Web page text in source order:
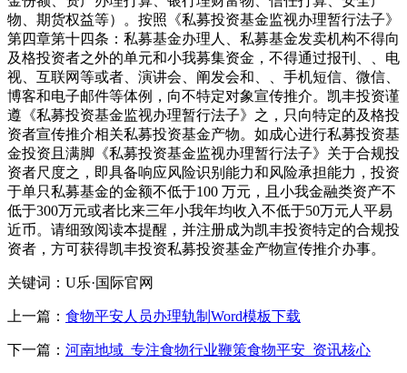
物、期货权益等）。按照《私募投资基金监视办理暂行法子》
第四章第十四条：私募基金办理人、私募基金发卖机构不得向
及格投资者之外的单元和小我募集资金，不得通过报刊、、电
视、互联网等或者、演讲会、阐发会和、、手机短信、微信、
博客和电子邮件等体例，向不特定对象宣传推介。凯丰投资谨
遵《私募投资基金监视办理暂行法子》之，只向特定的及格投
资者宣传推介相关私募投资基金产物。如成心进行私募投资基
金投资且满脚《私募投资基金监视办理暂行法子》关于合规投
资者尺度之，即具备响应风险识别能力和风险承担能力，投资
于单只私募基金的金额不低于100 万元，且小我金融类资产不
低于300万元或者比来三年小我年均收入不低于50万元人平易
近币。请细致阅读本提醒，并注册成为凯丰投资特定的合规投
资者，方可获得凯丰投资私募投资基金产物宣传推介办事。
关键词：U乐·国际官网
上一篇： 食物平安人员办理轨制Word模板下载
下一篇： 河南地域_专注食物行业鞭策食物平安_资讯核心